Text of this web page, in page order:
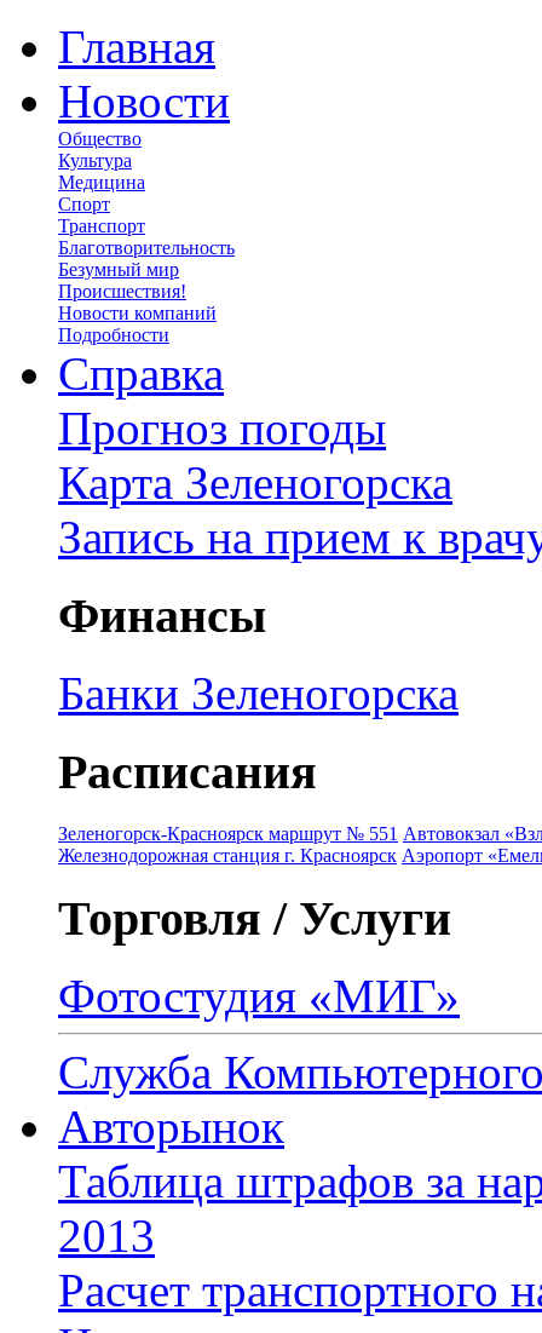
Главная
Новости
Общество
Культура
Медицина
Спорт
Транспорт
Благотворительность
Безумный мир
Происшествия!
Новости компаний
Подробности
Справка
Прогноз погоды
Карта Зеленогорска
Запись на прием к
Финансы
Банки Зеленогорска
Расписания
Зеленогорск-Красноярск маршрут № 551 Автовокзал
Железнодорожная станция г. Красноярск Аэропорт
Торговля / Услуги
Фотостудия «МИГ»
Служба
Авторынок
Таблица штрафов за
2013
Расчет транспортного